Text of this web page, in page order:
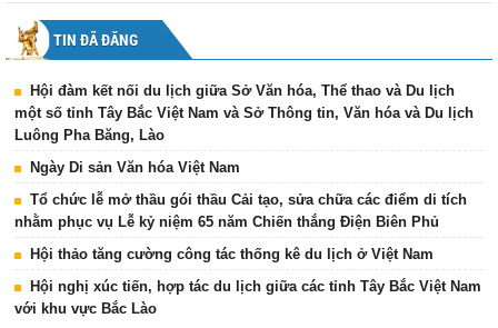
TIN ĐÃ ĐĂNG
Hội đàm kết nối du lịch giữa Sở Văn hóa, Thể thao và Du lịch
một số tỉnh Tây Bắc Việt Nam và Sở Thông tin, Văn hóa và Du lịch
Luông Pha Băng, Lào
Ngày Di sản Văn hóa Việt Nam
Tổ chức lễ mở thầu gói thầu Cải tạo, sửa chữa các điểm di tích
nhằm phục vụ Lễ kỷ niệm 65 năm Chiến thắng Điện Biên Phủ
Hội thảo tăng cường công tác thống kê du lịch ở Việt Nam
Hội nghị xúc tiến, hợp tác du lịch giữa các tỉnh Tây Bắc Việt Nam
với khu vực Bắc Lào